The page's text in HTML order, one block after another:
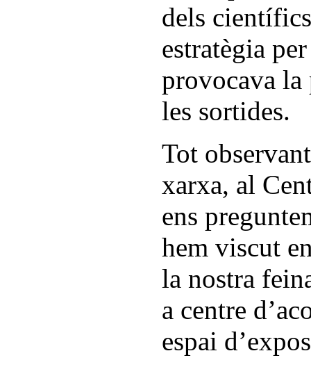
dels
estratègia
provocava la
les sortides.
Tot
xarxa, al
ens
hem viscut
la nostra
a centre
espai